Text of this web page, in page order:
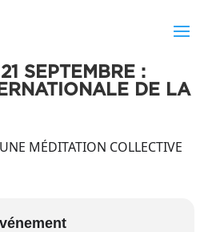
SEPTEMBRE :
DE LA
MÉDITATION COLLECTIVE